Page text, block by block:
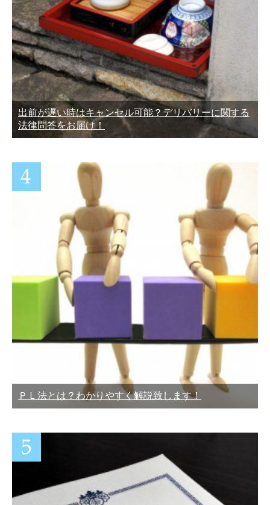
出前が遅い時はキャンセル可能？デリバリーに関する
法律問答をお届け！
ＰＬ法とは？わかりやすく解説致します！